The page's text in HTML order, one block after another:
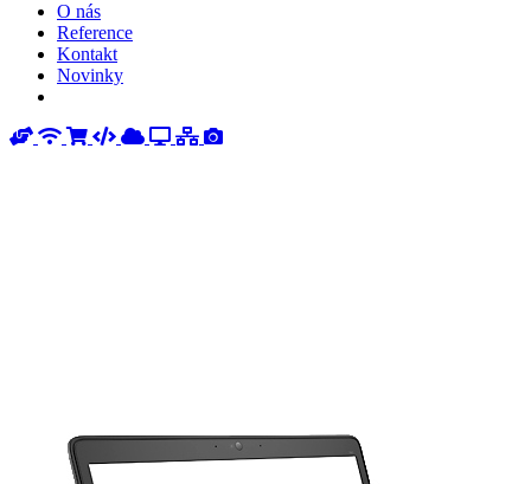
O nás
Reference
Kontakt
Novinky